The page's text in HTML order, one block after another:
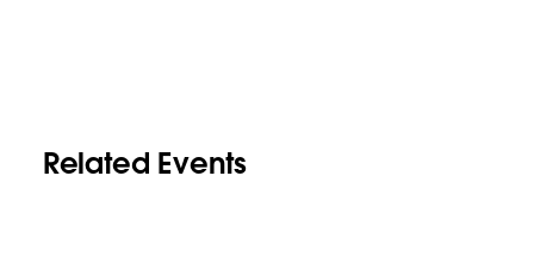
Related Events